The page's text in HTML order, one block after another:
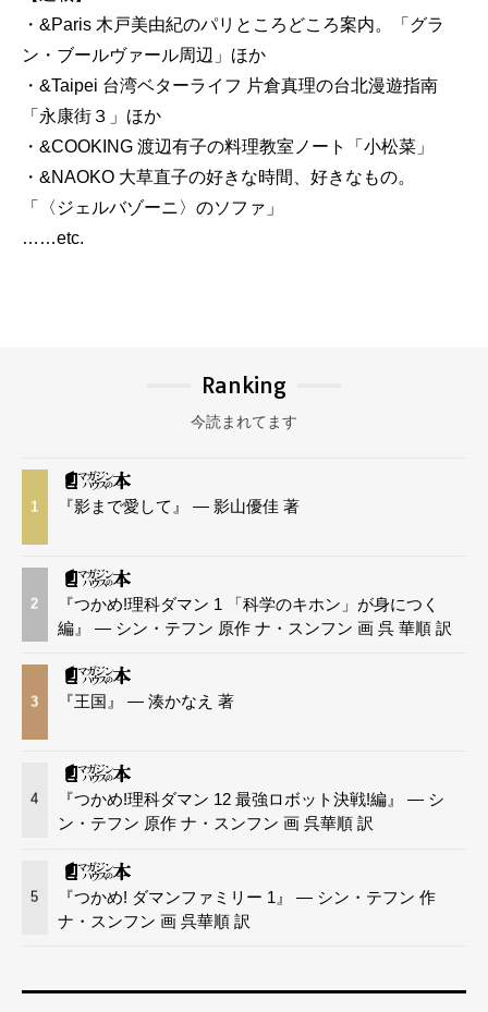
・&Paris 木戸美由紀のパリところどころ案内。「グラ
ン・ブールヴァール周辺」ほか
・&Taipei 台湾ベターライフ 片倉真理の台北漫遊指南
「永康街３」ほか
・&COOKING 渡辺有子の料理教室ノート「小松菜」
・&NAOKO 大草直子の好きな時間、好きなもの。
「〈ジェルバゾーニ〉のソファ」
……etc.
Ranking
今読まれてます
1 『影まで愛して』 — 影山優佳 著
2
『つかめ!理科ダマン 1 「科学のキホン」が身につく
編』 — シン・テフン 原作 ナ・スンフン 画 呉 華順 訳
3 『王国』 — 湊かなえ 著
4
『つかめ!理科ダマン 12 最強ロボット決戦!編』 — シ
ン・テフン 原作 ナ・スンフン 画 呉華順 訳
5
『つかめ! ダマンファミリー 1』 — シン・テフン 作
ナ・スンフン 画 呉華順 訳